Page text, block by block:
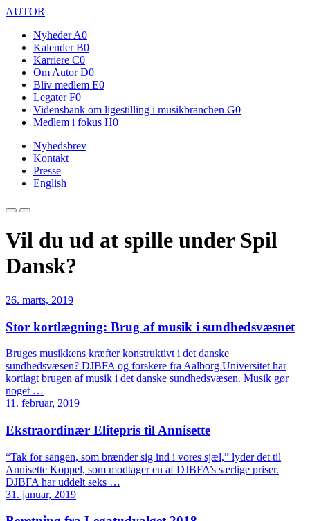
AUTOR
Nyheder A0
Kalender B0
Karriere C0
Om Autor D0
Bliv medlem E0
Legater F0
Vidensbank om ligestilling i musikbranchen G0
Medlem i fokus H0
Nyhedsbrev
Kontakt
Presse
English
Vil du ud at spille under Spil
Dansk?
26. marts, 2019
Stor kortlægning: Brug af musik i sundhedsvæsnet
Bruges musikkens kræfter konstruktivt i det danske
sundhedsvæsen? DJBFA og forskere fra Aalborg Universitet har
kortlagt brugen af musik i det danske sundhedsvæsen. Musik gør
noget …
11. februar, 2019
Ekstraordinær Elitepris til Annisette
“Tak for sangen, som brænder sig ind i vores sjæl,” lyder det til
Annisette Koppel, som modtager en af DJBFA’s særlige priser.
DJBFA har uddelt seks …
31. januar, 2019